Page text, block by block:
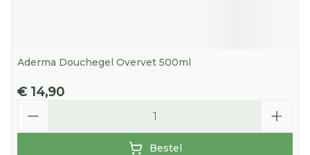
Aderma Douchegel Overvet 500ml
€ 14,90
Bestel